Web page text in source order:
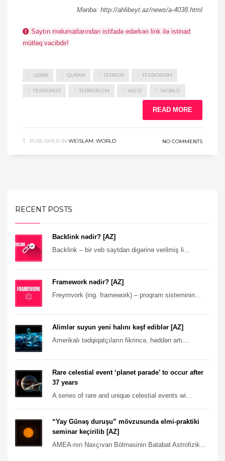
Mənbə: http://ahlibeyt.az/news/a-4038.html
Saytın məlumatlarından istifadə edərkən link ilə istinad
mütləq vacibdir!
QƏRB QURAN TERROR TERRORISM
TERRORIST TERRORIZM WEST WORLD
READ MORE
PUBLISHED IN WEISLAM, WORLD NO COMMENTS
RECENT POSTS
Backlink nədir? [AZ]
Backlink – bir veb saytdan digərinə verilmiş li...
Framework nədir? [AZ]
Freymvork (ing. framework) – proqram sisteminin...
Alimlər suyun yeni halını kəşf ediblər [AZ]
Amerikalı tədqiqatçıların fikrincə, həddən artı...
Rare celestial event ‘planet parade’ to occur after
37 years
A series of rare and unique celestial events wi...
“Yay Günəş duruşu” mövzusunda elmi-praktiki
seminar keçirilib [AZ]
AMEA-nın Naxçıvan Bölməsinin Batabat Astrofizik...